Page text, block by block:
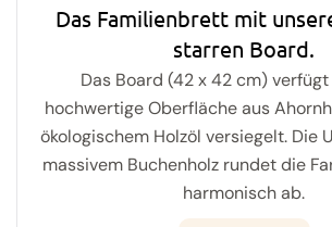
Das Familienbrett mit
starren Board.
Das Board (42 x 42 cm)
hochwertige Oberfläche aus
ökologischem Holzöl versiegelt. Die
massivem Buchenholz rundet die
harmonisch ab.